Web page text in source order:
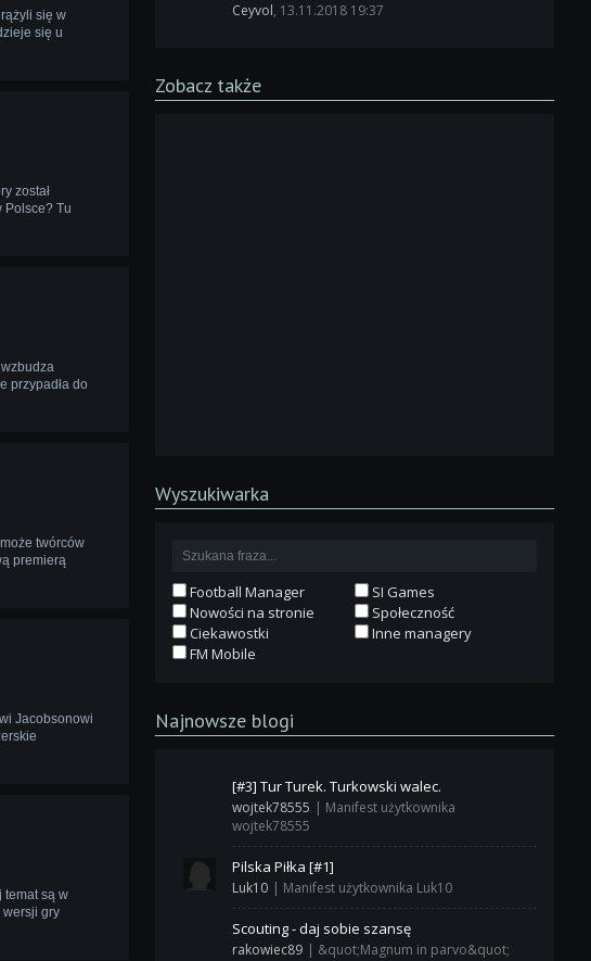
się w
się u
został
Polsce? Tu
przypadła do
twórców
premierą
Jacobsonowi
temat są w
wersji gry
Ceyvol, 13.11.2018 19:37
Zobacz także
Wyszukiwarka
Football Manager
SI Games
Nowości na stronie
Społeczność
Ciekawostki
Inne managery
FM Mobile
Najnowsze blogi
[#3] Tur Turek. Turkowski walec.
wojtek78555 | Manifest użytkownika
wojtek78555
Pilska Piłka [#1]
Luk10 | Manifest użytkownika Luk10
Scouting - daj sobie szansę
rakowiec89 | &quot;Magnum in parvo&quot;